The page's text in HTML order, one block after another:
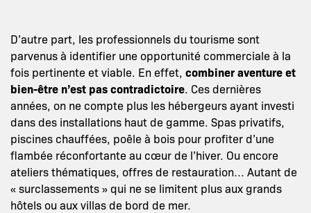
D’autre part, les professionnels du tourisme sont
parvenus à identifier une opportunité commerciale à la
fois pertinente et viable. En effet, combiner aventure et
bien-être n’est pas contradictoire. Ces dernières
années, on ne compte plus les hébergeurs ayant investi
dans des installations haut de gamme. Spas privatifs,
piscines chauffées, poêle à bois pour profiter d’une
flambée réconfortante au cœur de l’hiver. Ou encore
ateliers thématiques, offres de restauration… Autant de
« surclassements » qui ne se limitent plus aux grands
hôtels ou aux villas de bord de mer.